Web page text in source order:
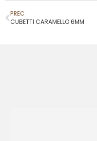
PREC
CUBETTI CARAMELLO 6MM